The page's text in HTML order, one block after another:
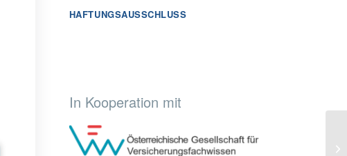
HAFTUNGSAUSSCHLUSS
In Kooperation mit